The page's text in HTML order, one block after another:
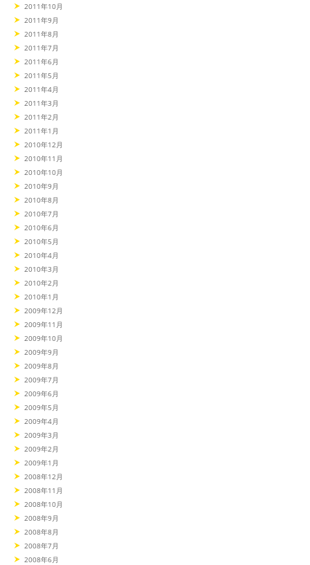
2011年10月
2011年9月
2011年8月
2011年7月
2011年6月
2011年5月
2011年4月
2011年3月
2011年2月
2011年1月
2010年12月
2010年11月
2010年10月
2010年9月
2010年8月
2010年7月
2010年6月
2010年5月
2010年4月
2010年3月
2010年2月
2010年1月
2009年12月
2009年11月
2009年10月
2009年9月
2009年8月
2009年7月
2009年6月
2009年5月
2009年4月
2009年3月
2009年2月
2009年1月
2008年12月
2008年11月
2008年10月
2008年9月
2008年8月
2008年7月
2008年6月